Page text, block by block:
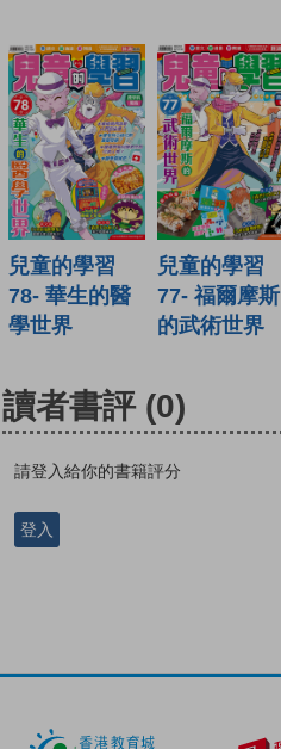
兒童的學習
78- 華生的醫
學世界
兒童的學習
77- 福爾摩斯
的武術世界
讀者書評 (0)
請登入給你的書籍評分
登入